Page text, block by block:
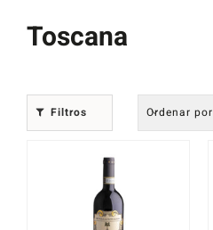
Vinos
Destilados
Catas y Actividades
Toscana
Filtros Ordenar por